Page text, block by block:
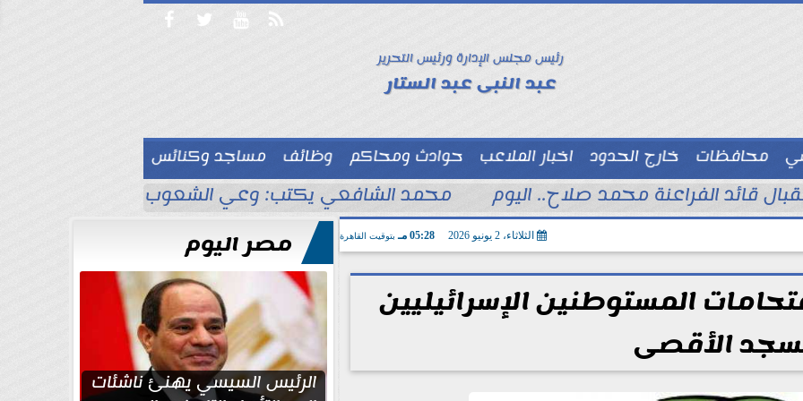
   
رئيس مجلس الإدارة ورئيس التحرير
عبد النبى عبد الستار
محافظات خارج الحدود اخبار الملاعب حوادث ومحاكم وظائف
مساجد وكنائس
توك شو  قائد الفراعنة محمد صلاح.. اليوم محمد الشافعي يكتب: وعي الشعوب لا يُقاس
الثلاثاء، 2 يونيو 2026 05:28 مـ بتوقيت القاهرة
المستوطنين الإسرائيليين
الأقصى
مصر اليوم
الرئيس السيسي يهنئ ناشئات